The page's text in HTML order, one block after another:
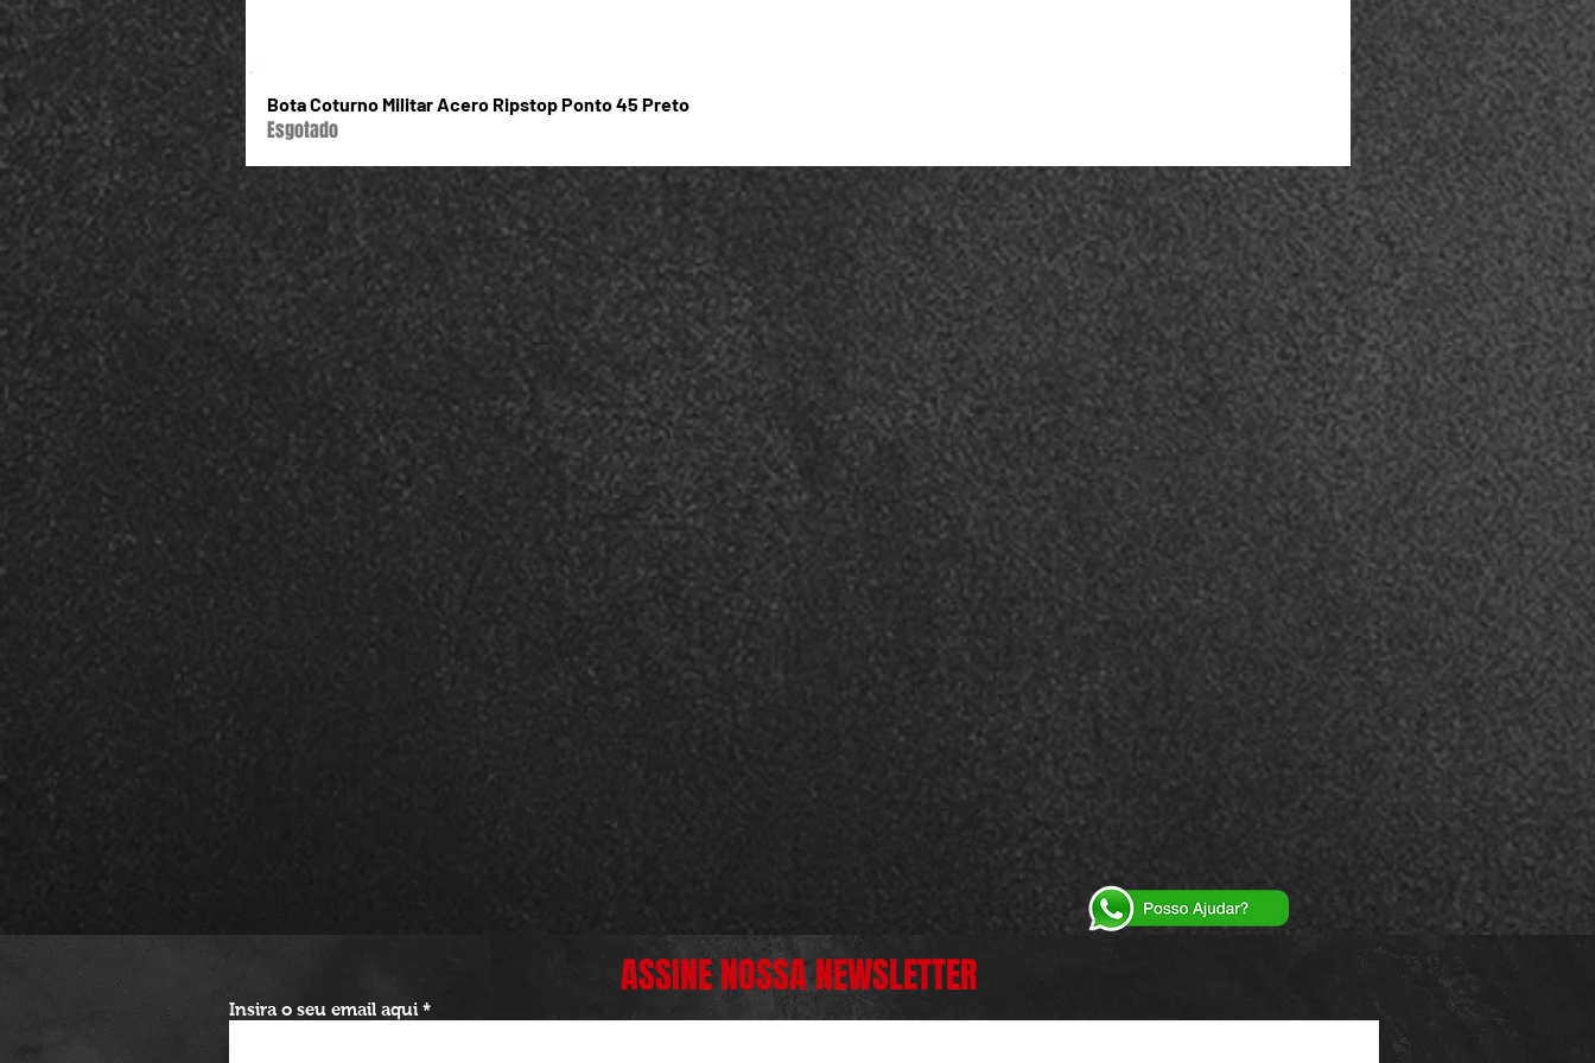
Bota Coturno Militar Acero Ripstop Ponto 45 Preto
Esgotado
Coturno Acero .50 - Preto
Esgotado
ASSINE NOSSA NEWSLETTER
Insira o seu email aqui
Powered by
InnoTech Apps
Your 14 days trial has expired.
The trial's over, but the show must go on! 🎬
Upgrade now to keep your web masterpiece in